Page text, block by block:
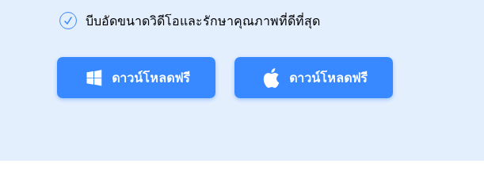
บีบอัดขนาดวิดีโอและรักษาคุณภาพที่ดีที่สุด
ดาวน์โหลดฟรี ดาวน์โหลดฟรี